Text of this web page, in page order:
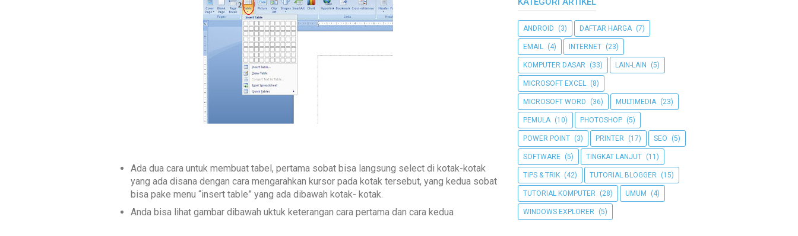
Ada dua cara untuk membuat tabel, pertama sobat bisa langsung select di kotak-kotak
yang ada disana dengan cara mengarahkan kursor pada kotak tersebut, yang kedua sobat
bisa pake menu “insert table” yang ada dibawah kotak- kotak.
Anda bisa lihat gambar dibawah uktuk keterangan cara pertama dan cara kedua
ANDROID (3) DAFTAR HARGA (7)
EMAIL (4) INTERNET (23)
KOMPUTER DASAR (33) LAIN-LAIN (5)
MICROSOFT EXCEL (8)
MICROSOFT WORD (36) MULTIMEDIA (23)
PEMULA (10) PHOTOSHOP (5)
POWER POINT (3) PRINTER (17) SEO (5)
SOFTWARE (5) TINGKAT LANJUT (11)
TIPS & TRIK (42) TUTORIAL BLOGGER (15)
TUTORIAL KOMPUTER (28) UMUM (4)
WINDOWS EXPLORER (5)